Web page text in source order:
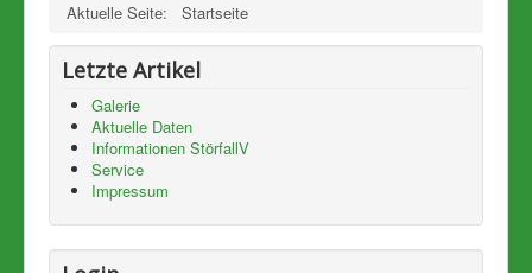
Aktuelle Seite: Startseite
Letzte Artikel
Galerie
Aktuelle Daten
Informationen StörfallV
Service
Impressum